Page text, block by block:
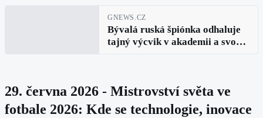
GNEWS.CZ
Bývalá ruská špiónka odhaluje
tajný výcvik v akademii a svou
29. června 2026 - Mistrovství světa ve
fotbale 2026: Kde se technologie, inovace